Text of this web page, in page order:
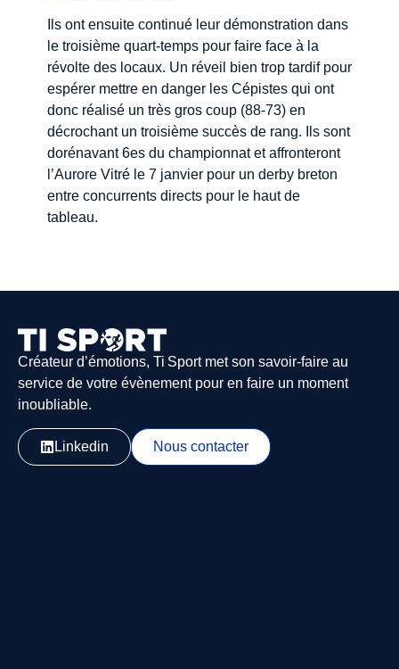
Ils ont ensuite continué leur démonstration dans
le troisième quart-temps pour faire face à la
révolte des locaux. Un réveil bien trop tardif pour
espérer mettre en danger les Cépistes qui ont
donc réalisé un très gros coup (88-73) en
décrochant un troisième succès de rang. Ils sont
dorénavant 6es du championnat et affronteront
l’Aurore Vitré le 7 janvier pour un derby breton
entre concurrents directs pour le haut de
tableau.
Créateur d’émotions, Ti Sport met son savoir-faire au
service de votre évènement pour en faire un moment
inoubliable.
Linkedin Nous contacter